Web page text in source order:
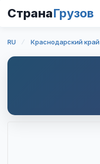
СтранаГрузов
RU Краснодарский край